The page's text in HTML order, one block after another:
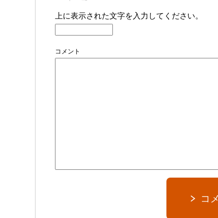
上に表示された文字を入力してください。
コメント
コ